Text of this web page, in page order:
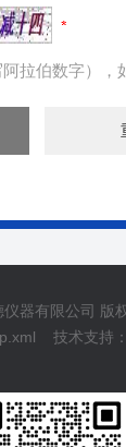
拉伯数字），
器有限公司 版
技术支持